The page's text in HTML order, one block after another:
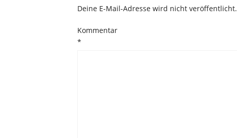
Deine E-Mail-Adresse wird nicht veröffentlicht.
Kommentar
*